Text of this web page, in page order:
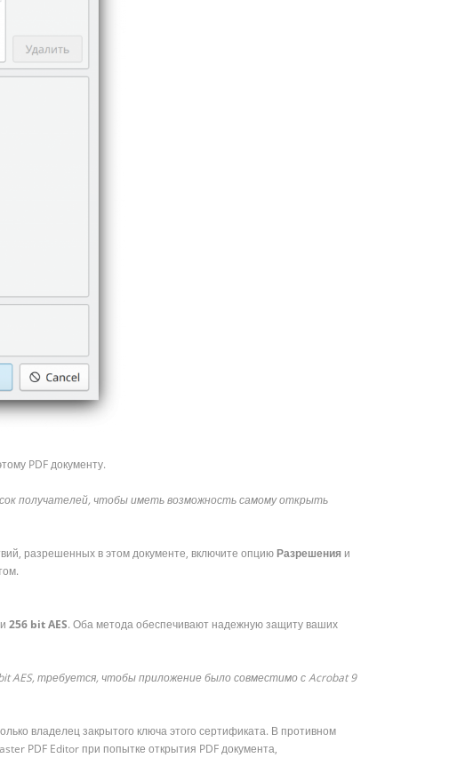
PDF документу.
получателей, чтобы иметь возможность самому открыть
разрешенных в этом документе, включите опциюРазрешения и
и 256 bitAES. Оба метода обеспечивают надежную защиту ваших
AES, требуется, чтобы приложение было совместимо сAcrobat 9
владелец закрытого ключа этого сертификата. В противном
PDF Editor при попытке открытия PDF документа,